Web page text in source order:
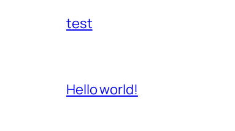
test
Hello world!